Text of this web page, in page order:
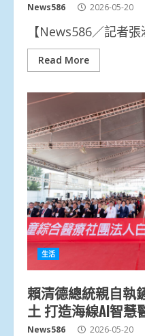
News586 2026-05-20
【News586／記者
Read More
生活
賴清德總統親自執
土 打造海線AI智慧
News586 2026-05-20